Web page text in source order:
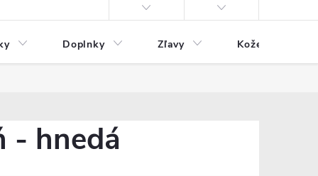
Doplnky Zľavy Kožený tovar
- hnedá